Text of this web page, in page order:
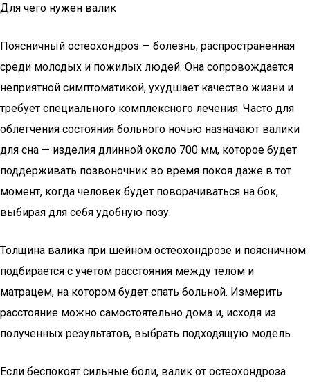
Для чего нужен валик
Поясничный остеохондроз — болезнь, распространенная
среди молодых и пожилых людей. Она сопровождается
неприятной симптоматикой, ухудшает качество жизни и
требует специального комплексного лечения. Часто для
облегчения состояния больного ночью назначают валики
для сна — изделия длинной около 700 мм, которое будет
поддерживать позвоночник во время покоя даже в тот
момент, когда человек будет поворачиваться на бок,
выбирая для себя удобную позу.
Толщина валика при шейном остеохондрозе и поясничном
подбирается с учетом расстояния между телом и
матрацем, на котором будет спать больной. Измерить
расстояние можно самостоятельно дома и, исходя из
полученных результатов, выбрать подходящую модель.
Если беспокоят сильные боли, валик от остеохондроза